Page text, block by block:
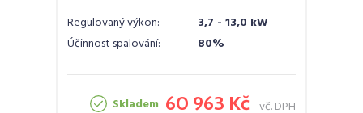
Regulovaný výkon:
3,7 - 13,0 kW
Účinnost spalování:
80%
Skladem 60 963 Kč vč. DPH